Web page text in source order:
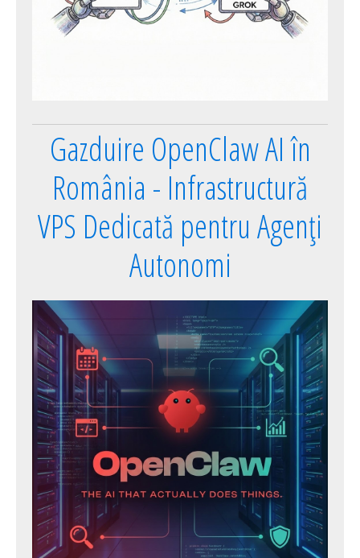
Gazduire OpenClaw AI în
România - Infrastructură
VPS Dedicată pentru Agenți
Autonomi